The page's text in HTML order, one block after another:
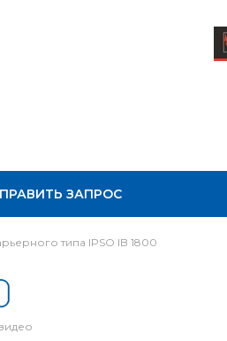
ЗАПРОС
типа IPSO IB 1800